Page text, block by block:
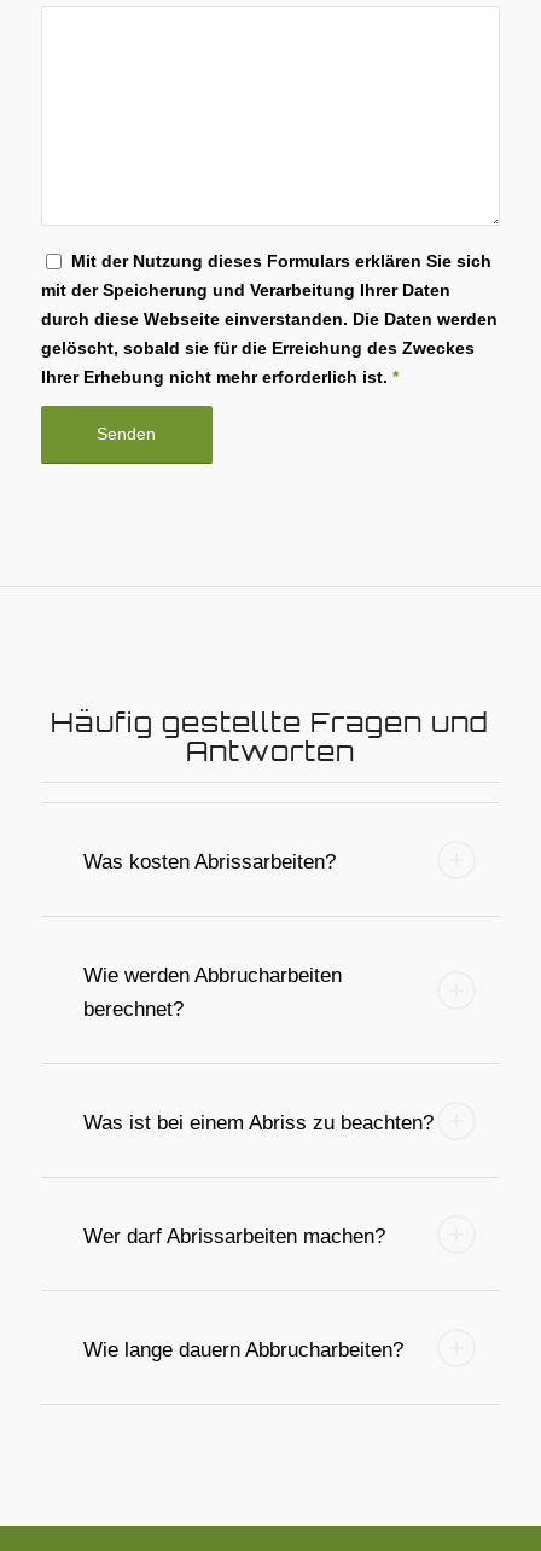
Mit der Nutzung dieses Formulars erklären Sie sich
mit der Speicherung und Verarbeitung Ihrer Daten
durch diese Webseite einverstanden. Die Daten werden
gelöscht, sobald sie für die Erreichung des Zweckes
Ihrer Erhebung nicht mehr erforderlich ist. *
Häufig gestellte Fragen und
Antworten
Was kosten Abrissarbeiten?
Wie werden Abbrucharbeiten
berechnet?
Was ist bei einem Abriss zu beachten?
Wer darf Abrissarbeiten machen?
Wie lange dauern Abbrucharbeiten?